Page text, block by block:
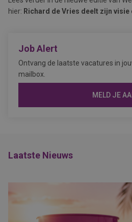
hier: Richard de Vries deelt zijn
Job Alert
Ontvang de laatste vacatures in
mailbox.
MELD JE
Laatste Nieuws